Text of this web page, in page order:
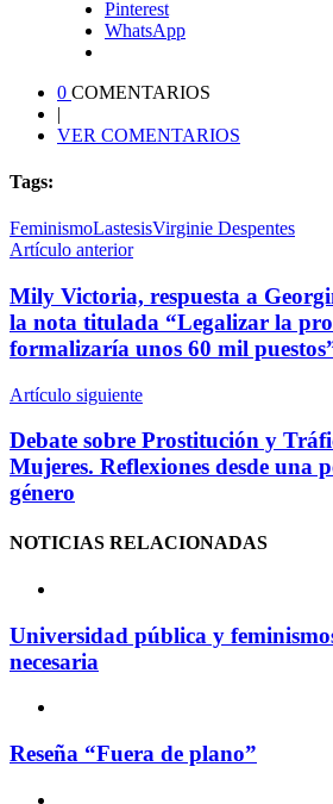
Pinterest
WhatsApp
0 COMENTARIOS
|
VER COMENTARIOS
Tags:
FeminismoLastesisVirginie Despentes
Artículo anterior
Mily Victoria, respuesta a
la nota titulada “Legalizar la
formalizaría unos 60 mil
Artículo siguiente
Debate sobre Prostitución y
Mujeres. Reflexiones desde una
género
NOTICIAS RELACIONADAS
Universidad pública y
necesaria
Reseña “Fuera de plano”